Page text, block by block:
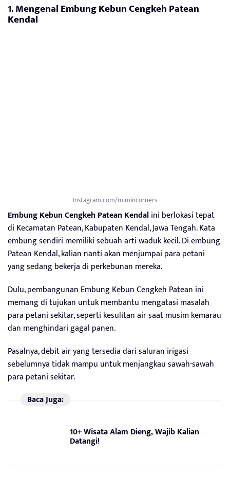
1.Mengenal Embung Kebun Cengkeh Patean
Kendal
Instagram.com/mimincorners
Embung Kebun Cengkeh Patean Kendalini berlokasi tepat
di Kecamatan Patean, Kabupaten Kendal, Jawa Tengah. Kata
embung sendiri memiliki sebuah arti waduk kecil. Di embung
Patean Kendal, kalian nanti akan menjumpai para petani
yang sedang bekerja di perkebunan mereka.
Dulu, pembangunan Embung Kebun Cengkeh Patean ini
memang di tujukan untuk membantu mengatasi masalah
para petani sekitar, seperti kesulitan air saat musim kemarau
dan menghindari gagal panen.
Pasalnya, debit air yang tersedia dari saluran irigasi
sebelumnya tidak mampu untuk menjangkau sawah-sawah
para petani sekitar.
Baca Juga:
10+ Wisata Alam Dieng, Wajib Kalian
Datangi!